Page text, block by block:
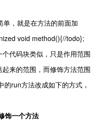
，就是在方法的前面加
void method(){//todo};
代码块类似，只是作用范围
来的范围，而修饰方法范围
run方法改成如下的方式，
饰一个方法